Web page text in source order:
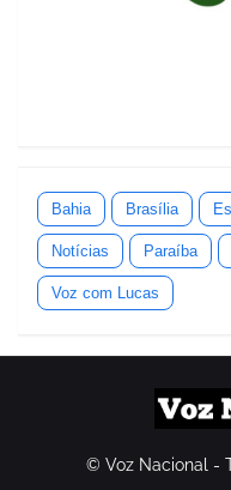
Bahia Brasília
Notícias Paraíba
Voz com Lucas
© Voz Nacional -